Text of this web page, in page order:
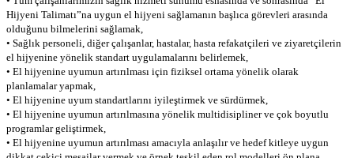
Hijyeni Talimatı”na uygun el hijyeni sağlamanın başlıca görevleri arasında
olduğunu bilmelerini sağlamak,
• Sağlık personeli, diğer çalışanlar, hastalar, hasta refakatçileri ve ziyaretçilerin
el hijyenine yönelik standart uygulamalarını belirlemek,
• El hijyenine uyumun artırılması için fiziksel ortama yönelik olarak
planlamalar yapmak,
• El hijyenine uyum standartlarını iyileştirmek ve sürdürmek,
• El hijyenine uyumun artırılmasına yönelik multidisipliner ve çok boyutlu
programlar geliştirmek,
• El hijyenine uyumun artırılması amacıyla anlaşılır ve hedef kitleye uygun